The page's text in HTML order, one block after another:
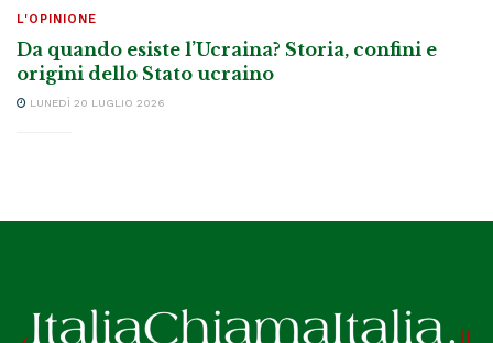
L'OPINIONE
Da quando esiste l’Ucraina? Storia, confini e
origini dello Stato ucraino
LUNEDÌ 20 LUGLIO 2026